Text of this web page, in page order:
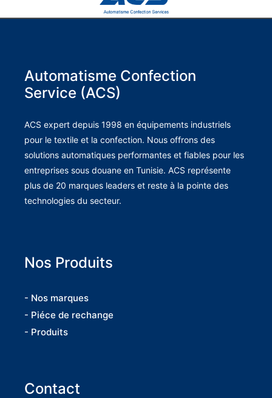
Automatisme Confection
Service (ACS)
ACS expert depuis 1998 en équipements industriels
pour le textile et la confection. Nous offrons des
solutions automatiques performantes et fiables pour les
entreprises sous douane en Tunisie. ACS représente
plus de 20 marques leaders et reste à la pointe des
technologies du secteur.
Nos Produits
- Nos marques
- Piéce de rechange
- Produits
Contact